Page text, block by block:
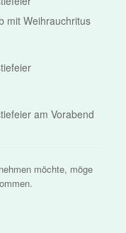
mit Weihrauchritus
am Vorabend
möchte, möge